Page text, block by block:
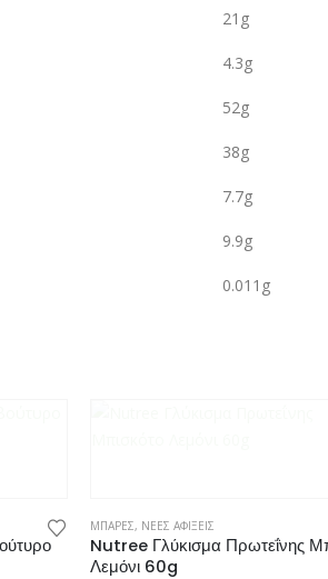
21g
4.3g
52g
38g
7.7g
9.9g
0.011g
ΜΠΑΡΕΣ, ΝΕΕΣ ΑΦΙΞΕΙΣ
Nutree Γλύκισμα Πρωτεΐνης
Λεμόνι 60g